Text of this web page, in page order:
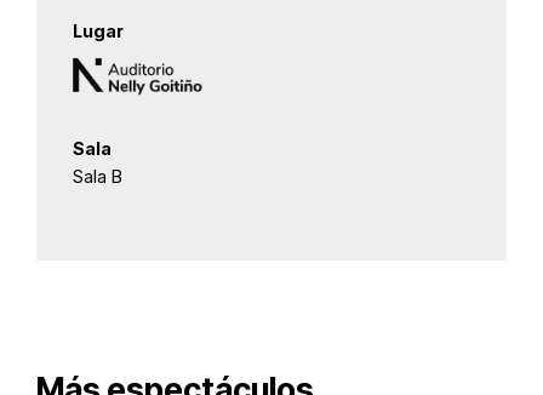
Lugar
Sala
Sala B